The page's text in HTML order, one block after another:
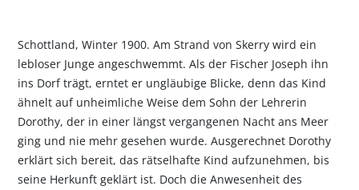
Schottland, Winter 1900. Am Strand von Skerry wird ein
lebloser Junge angeschwemmt. Als der Fischer Joseph ihn
ins Dorf trägt, erntet er ungläubige Blicke, denn das Kind
ähnelt auf unheimliche Weise dem Sohn der Lehrerin
Dorothy, der in einer längst vergangenen Nacht ans Meer
ging und nie mehr gesehen wurde. Ausgerechnet Dorothy
erklärt sich bereit, das rätselhafte Kind aufzunehmen, bis
seine Herkunft geklärt ist. Doch die Anwesenheit des